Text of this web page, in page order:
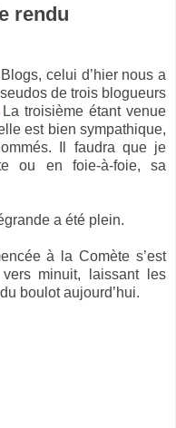
rendu
celui d’hier nous a
de trois blogueurs
La troisième étant venue
est bien sympathique,
Il faudra que je
ou en foie-à-foie, sa
a été plein.
à la Comète s’est
minuit, laissant les
boulot aujourd’hui.